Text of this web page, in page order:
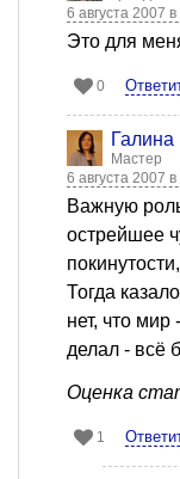
6 августа 2007
Это для
0
Мастер
6 августа 2007
Важную
острейшее
Тогда
нет, что
делал - всё
Оценка
1